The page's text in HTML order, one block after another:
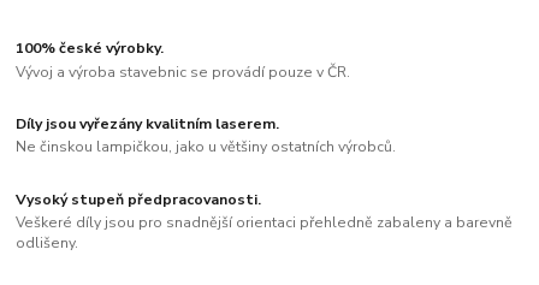
100% české výrobky.
Vývoj a výroba stavebnic se provádí pouze v ČR.
Díly jsou vyřezány kvalitním laserem.
Ne činskou lampičkou, jako u většiny ostatních výrobců.
Vysoký stupeň předpracovanosti.
Veškeré díly jsou pro snadnější orientaci přehledně zabaleny a barevně
odlišeny.